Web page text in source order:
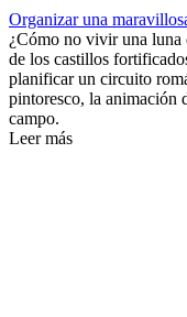
Organizar una
¿Cómo no vivir una luna
de los castillos
planificar un circuito
pintoresco, la animación
campo.
Leer más